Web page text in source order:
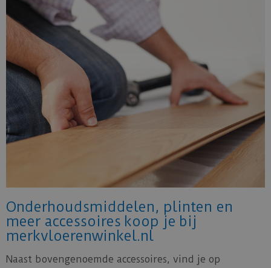
Onderhoudsmiddelen, plinten en
meer accessoires koop je bij
merkvloerenwinkel.nl
Naast bovengenoemde accessoires, vind je op